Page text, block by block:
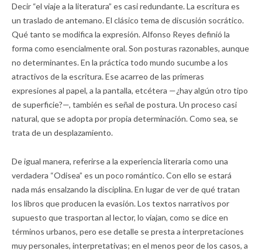
Decir “el viaje a la literatura” es casi redundante. La escritura es
un traslado de antemano. El clásico tema de discusión socrático.
Qué tanto se modifica la expresión. Alfonso Reyes definió la
forma como esencialmente oral. Son posturas razonables, aunque
no determinantes. En la práctica todo mundo sucumbe a los
atractivos de la escritura. Ese acarreo de las primeras
expresiones al papel, a la pantalla, etcétera —¿hay algún otro tipo
de superficie?—, también es señal de postura. Un proceso casi
natural, que se adopta por propia determinación. Como sea, se
trata de un desplazamiento.
De igual manera, referirse a la experiencia literaria como una
verdadera “Odisea” es un poco romántico. Con ello se estará
nada más ensalzando la disciplina. En lugar de ver de qué tratan
los libros que producen la evasión. Los textos narrativos por
supuesto que trasportan al lector, lo viajan, como se dice en
términos urbanos, pero ese detalle se presta a interpretaciones
muy personales, interpretativas; en el menos peor de los casos, a